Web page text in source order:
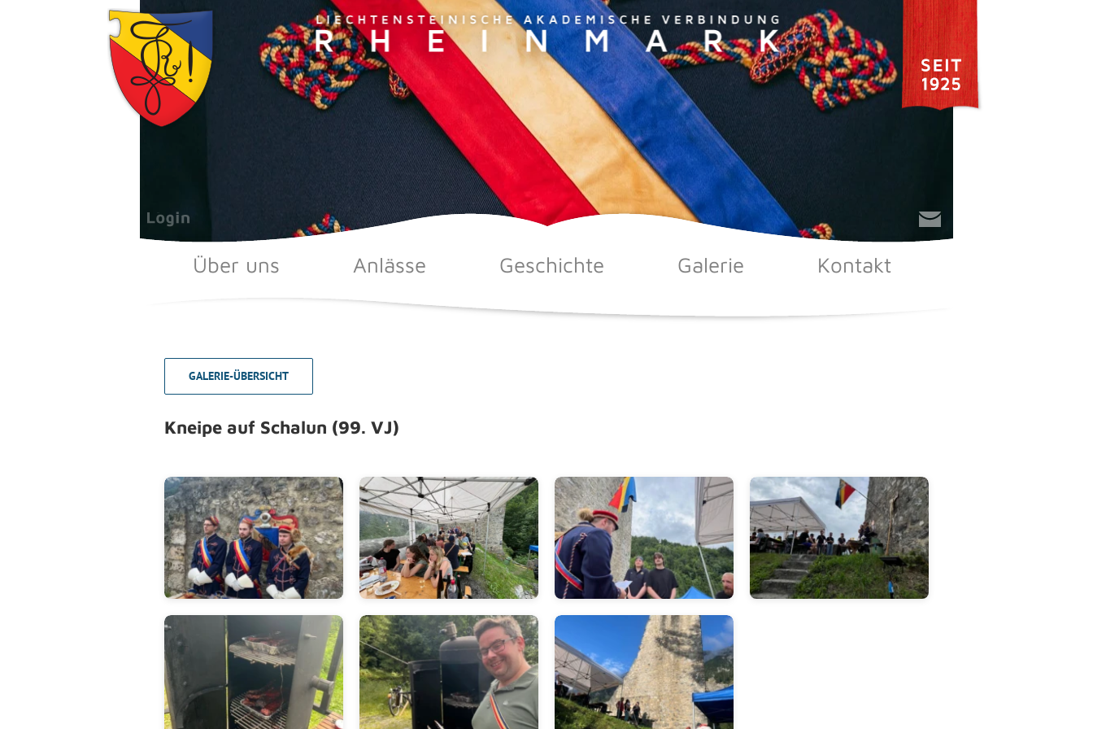
Über uns Anlässe Geschichte Galerie Kontakt
GALERIE-ÜBERSICHT
Kneipe auf Schalun (99. VJ)